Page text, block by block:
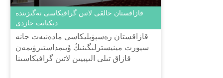
قازاقستان حالقى لاتىن گرافيكاسى نەگىزىندە
ديكتانت جازدى
قازاقستان رەسپۋبليكاسى مادەنيەت جانە
سپورت مينيسترلىگىنىڭ ۇيىمداستىرۋىمەن
قازاق تىلى الىپبيىن لاتىن گرافيكاسىنا